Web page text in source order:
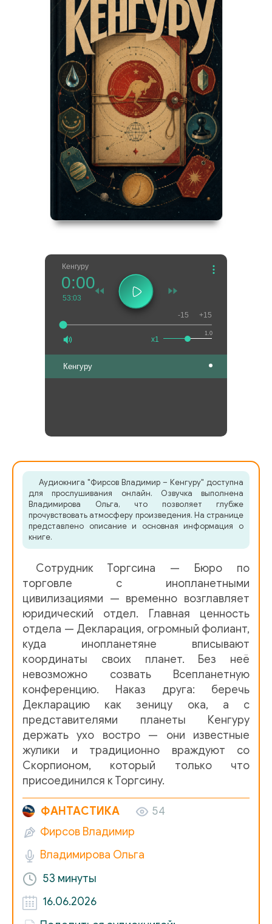
Кенгуру
0:00
53:03
1.0
x1
-15 +15
Кенгуру
Аудиокнига "Фирсов Владимир – Кенгуру" доступна
для прослушивания онлайн. Озвучка выполнена
Владимирова Ольга, что позволяет глубже
прочувствовать атмосферу произведения. На странице
представлено описание и основная информация о
книге.
Сотрудник Торгсина — Бюро по
торговле с инопланетными
цивилизациями — временно возглавляет
юридический отдел. Главная ценность
отдела — Декларация, огромный фолиант,
куда инопланетяне вписывают
координаты своих планет. Без неё
невозможно созвать Всепланетную
конференцию. Наказ друга: беречь
Декларацию как зеницу ока, а с
представителями планеты Кенгуру
держать ухо востро — они известные
жулики и традиционно враждуют со
Скорпионом, который только что
присоединился к Торгсину.
ФАНТАСТИКА
54
Фирсов Владимир
Владимирова Ольга
53 минуты
16.06.2026